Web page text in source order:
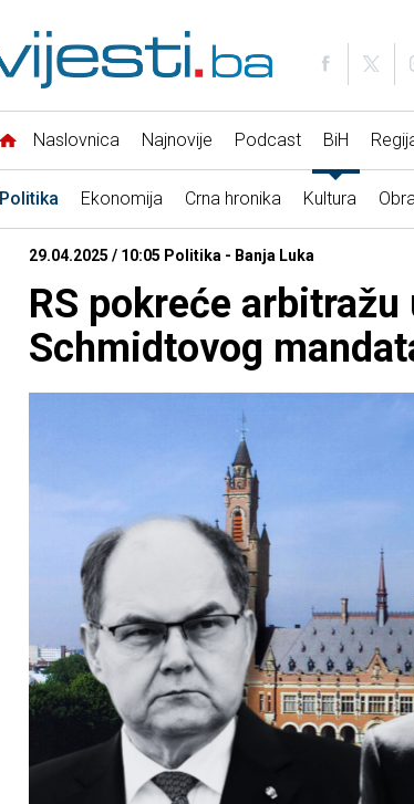
Naslovnica Najnovije Podcast BiH
Politika Ekonomija Crna hronika Kultura
29.04.2025 / 10:05 Politika - Banja Luka
RS pokreće arbitražu
Schmidtovog